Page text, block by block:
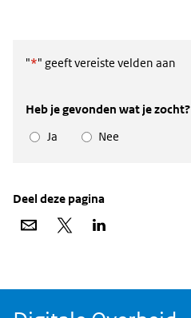
"*" geeft vereiste velden aan
Heb je gevonden wat je zocht?
Ja
Nee
Deel deze pagina
Deel
Deel